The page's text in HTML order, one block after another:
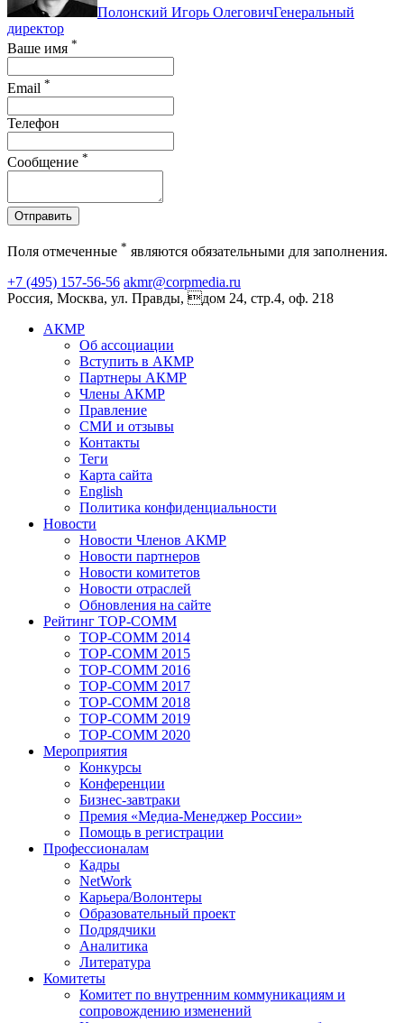
Полонский Игорь ОлеговичГенеральный
директор
Ваше имя *
Email *
Телефон
Сообщение *
Отправить
Поля отмеченные * являются обязательными для заполнения.
+7 (495) 157-56-56 akmr@corpmedia.ru
Россия, Москва, ул. Правды, дом 24, стр.4, оф. 218
АКМР
Об ассоциации
Вступить в АКМР
Партнеры АКМР
Члены АКМР
Правление
СМИ и отзывы
Контакты
Теги
Карта сайта
English
Политика конфиденциальности
Новости
Новости Членов АКМР
Новости партнеров
Новости комитетов
Новости отраслей
Обновления на сайте
Рейтинг TOP-COMM
TOP-COMM 2014
TOP-COMM 2015
TOP-COMM 2016
TOP-COMM 2017
TOP-COMM 2018
TOP-COMM 2019
TOP-COMM 2020
Мероприятия
Конкурсы
Конференции
Бизнес-завтраки
Премия «Медиа-Менеджер России»
Помощь в регистрации
Профессионалам
Кадры
NetWork
Карьера/Волонтеры
Образовательный проект
Подрядчики
Аналитика
Литература
Комитеты
Комитет по внутренним коммуникациям и
сопровождению изменений